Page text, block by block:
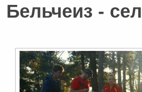
-